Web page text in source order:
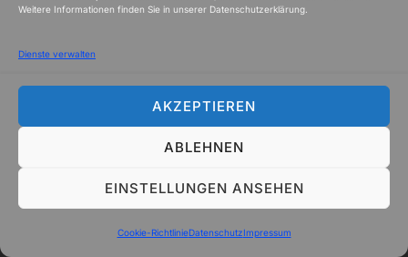
Weitere Informationen finden Sie in unserer Datenschutzerklärung.
Dienste verwalten
AKZEPTIEREN
ABLEHNEN
EINSTELLUNGEN ANSEHEN
Cookie-RichtlinieDatenschutzImpressum